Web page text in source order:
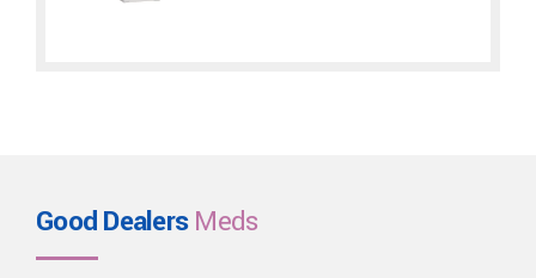
Good DealersMeds